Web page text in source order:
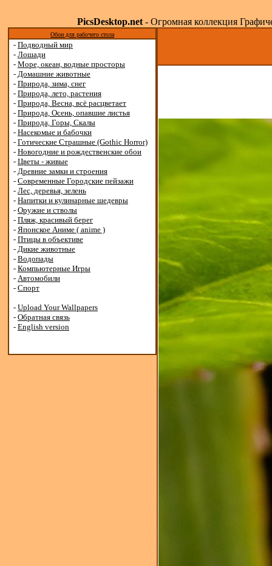
PicsDesktop.net- Огромная коллекция
Обои для рабочего стола
- Подводный мир
- Лошади
- Море, океан, водные просторы
- Домашние животные
- Природа, зима, снег
- Природа, лето, растения
- Природа, Весна, всё расцветает
- Природа, Осень, опавшие листья
- Природа, Горы, Скалы
- Насекомые и бабочки
- Готические Страшные (Gothic Horror)
- Новогодние и рождественские обои
- Цветы - живые
- Древние замки и строения
- Современные Городские пейзажи
- Лес, деревья, зелень
- Напитки и кулинарные шедевры
- Оружие и стволы
- Пляж, красивый берег
- Японское Аниме ( anime )
- Птицы в объективе
- Дикие животные
- Водопады
- Компьютерные Игры
- Автомобили
- Спорт
- Upload Your Wallpapers
- Обратная связь
- English version